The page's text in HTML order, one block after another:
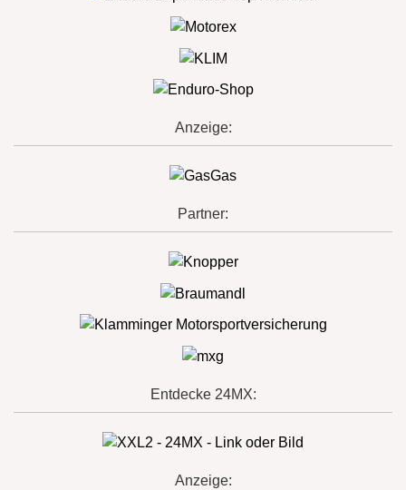
Anzeige:
Partner:
Entdecke 24MX:
Anzeige: